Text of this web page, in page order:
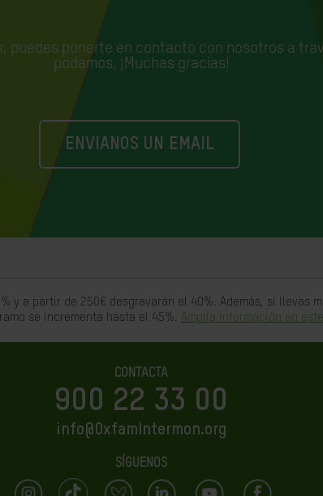
puedes ponerte en contacto con nosotros a
podamos. ¡Muchas gracias!
ENVIANOS UN EMAIL
a partir de 250€ desgravarán el 40%. Además, si llevas
se incrementa hasta el 45%. Amplia información en
CONTACTA
900 22 33 00
info@OxfamIntermon.org
SÍGUENOS